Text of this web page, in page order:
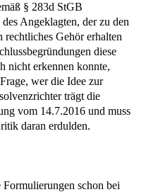
§ 283d StGB
Angeklagten, der zu den
rechtliches Gehör erhalten
diese
nicht erkennen konnte,
wer die Idee zur
trägt die
vom 14.7.2016 und muss
daran erdulden.
schon bei